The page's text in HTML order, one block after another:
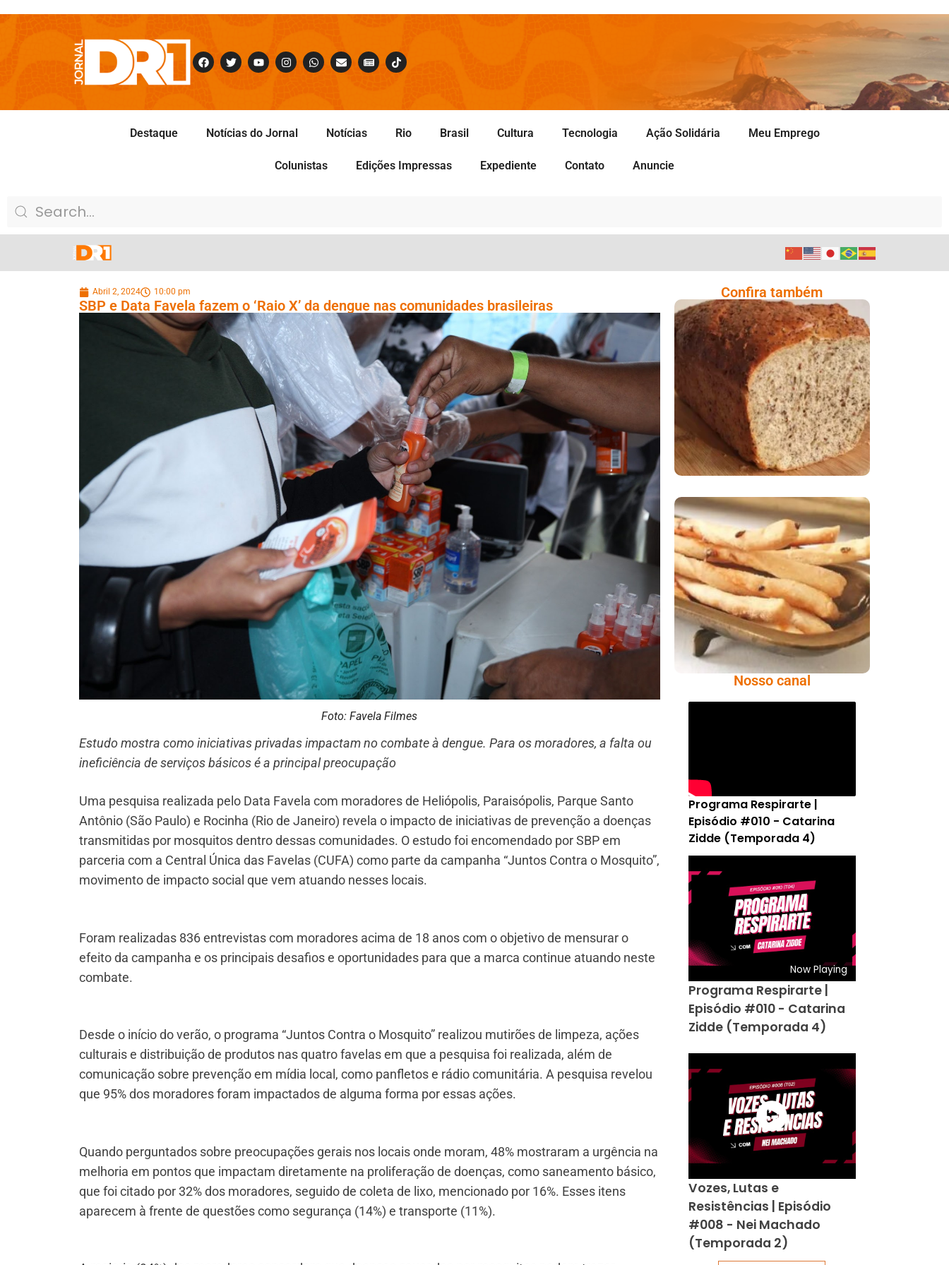
Destaque Notícias do Jornal Notícias Rio Brasil Cultura Tecnologia Ação Solidária Meu Emprego
Colunistas Edições Impressas Expediente Contato Anuncie
Abril 2, 2024 10:00 pm
SBP e Data Favela fazem o ‘Raio X’ da dengue nas comunidades brasileiras
Foto: Favela Filmes
Estudo mostra como iniciativas privadas impactam no combate à dengue. Para os moradores, a falta ou
ineficiência de serviços básicos é a principal preocupação
Uma pesquisa realizada pelo Data Favela com moradores de Heliópolis, Paraisópolis, Parque Santo
Antônio (São Paulo) e Rocinha (Rio de Janeiro) revela o impacto de iniciativas de prevenção a doenças
transmitidas por mosquitos dentro dessas comunidades. O estudo foi encomendado por SBP em
parceria com a Central Única das Favelas (CUFA) como parte da campanha “Juntos Contra o Mosquito”,
movimento de impacto social que vem atuando nesses locais.
Foram realizadas 836 entrevistas com moradores acima de 18 anos com o objetivo de mensurar o
efeito da campanha e os principais desafios e oportunidades para que a marca continue atuando neste
combate.
Desde o início do verão, o programa “Juntos Contra o Mosquito” realizou mutirões de limpeza, ações
culturais e distribuição de produtos nas quatro favelas em que a pesquisa foi realizada, além de
comunicação sobre prevenção em mídia local, como panfletos e rádio comunitária. A pesquisa revelou
que 95% dos moradores foram impactados de alguma forma por essas ações.
Quando perguntados sobre preocupações gerais nos locais onde moram, 48% mostraram a urgência na
melhoria em pontos que impactam diretamente na proliferação de doenças, como saneamento básico,
que foi citado por 32% dos moradores, seguido de coleta de lixo, mencionado por 16%. Esses itens
aparecem à frente de questões como segurança (14%) e transporte (11%).
Confira também
Comer Bem: Pão Low
Carb
Comer Bem:
Palitinhos De Cebola
E Salsa
Nosso canal
Programa Respirarte |
Episódio #010 - Catarina
Zidde (Temporada 4)
Now Playing
Programa Respirarte |
Episódio #010 - Catarina
Zidde (Temporada 4)
Vozes, Lutas e
Resistências | Episódio
#008 - Nei Machado
(Temporada 2)